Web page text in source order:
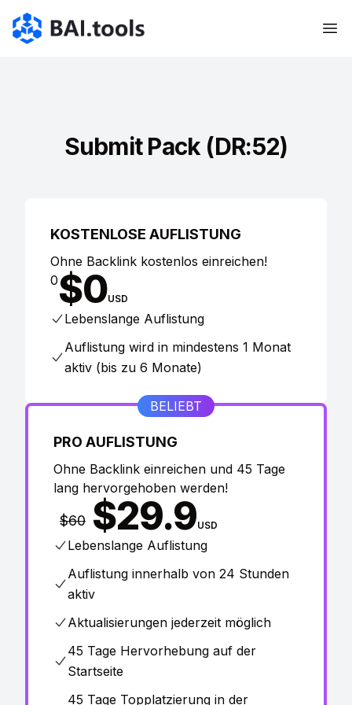
Bai.tools
Submit Pack (DR:52)
KOSTENLOSE AUFLISTUNG
Ohne Backlink kostenlos einreichen!
0$0USD
Lebenslange Auflistung
Auflistung wird in mindestens 1 Monat
aktiv (bis zu 6 Monate)
BELIEBT
PRO AUFLISTUNG
Ohne Backlink einreichen und 45 Tage
lang hervorgehoben werden!
$60 $29.9USD
Lebenslange Auflistung
Auflistung innerhalb von 24 Stunden
aktiv
Aktualisierungen jederzeit möglich
45 Tage Hervorhebung auf der
Startseite
45 Tage Topplatzierung in der